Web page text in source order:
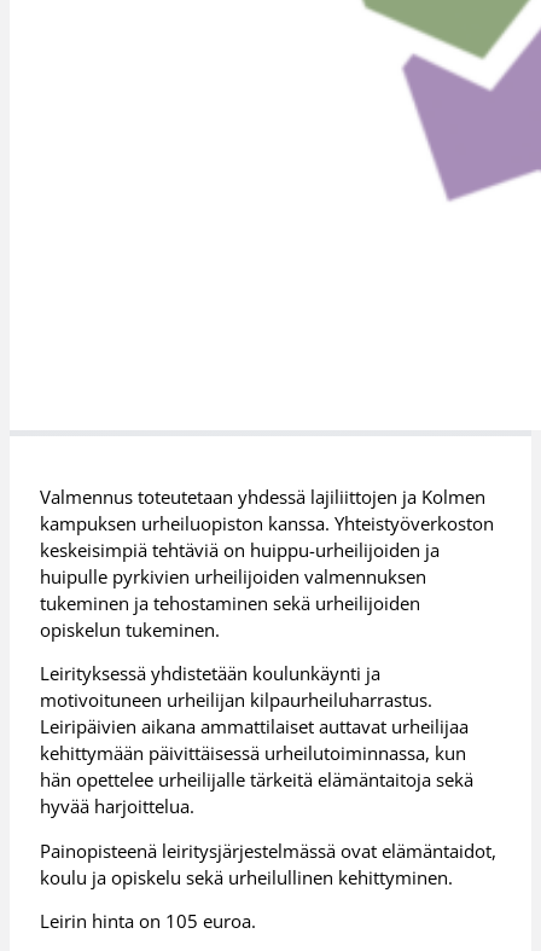
Valmennus toteutetaan yhdessä lajiliittojen ja Kolmen
kampuksen urheiluopiston kanssa. Yhteistyöverkoston
keskeisimpiä tehtäviä on huippu-urheilijoiden ja
huipulle pyrkivien urheilijoiden valmennuksen
tukeminen ja tehostaminen sekä urheilijoiden
opiskelun tukeminen.
Leirityksessä yhdistetään koulunkäynti ja
motivoituneen urheilijan kilpaurheiluharrastus.
Leiripäivien aikana ammattilaiset auttavat urheilijaa
kehittymään päivittäisessä urheilutoiminnassa, kun
hän opettelee urheilijalle tärkeitä elämäntaitoja sekä
hyvää harjoittelua.
Painopisteenä leiritysjärjestelmässä ovat elämäntaidot,
koulu ja opiskelu sekä urheilullinen kehittyminen.
Leirin hinta on 105 euroa.